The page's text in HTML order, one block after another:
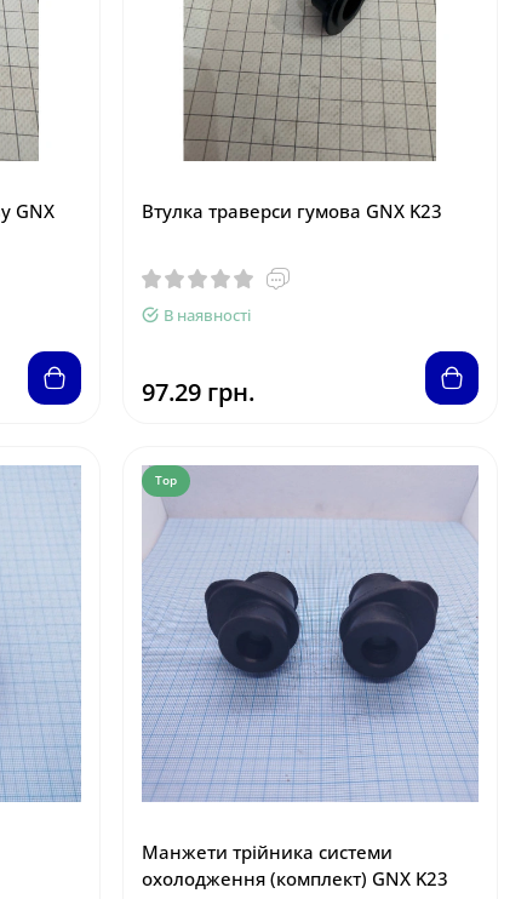
GNX
Втулка траверси гумова GNX K23
В наявності
97.29 грн.
Top
Манжети трійника системи
охолодження (комплект) GNX K23